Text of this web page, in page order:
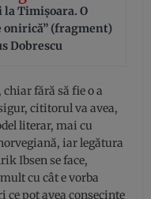
la Timișoara. O
onirică” (fragment)
Dobrescu
chiar fără să fie o a
cititorul va avea,
literar, mai cu
iar legătura
Ibsen se face,
cu cât e vorba
ce pot avea consecințe